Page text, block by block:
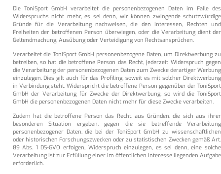
Die ToniSport GmbH verarbeitet die personenbezogenen Daten im Falle des
Widerspruchs nicht mehr, es sei denn, wir können zwingende schutzwürdige
Gründe für die Verarbeitung nachweisen, die den Interessen, Rechten und
Freiheiten der betroffenen Person überwiegen, oder die Verarbeitung dient der
Geltendmachung, Ausübung oder Verteidigung von Rechtsansprüchen.
Verarbeitet die ToniSport GmbH personenbezogene Daten, um Direktwerbung zu
betreiben, so hat die betroffene Person das Recht, jederzeit Widerspruch gegen
die Verarbeitung der personenbezogenen Daten zum Zwecke derartiger Werbung
einzulegen. Dies gilt auch für das Profiling, soweit es mit solcher Direktwerbung
in Verbindung steht. Widerspricht die betroffene Person gegenüber der ToniSport
GmbH der Verarbeitung für Zwecke der Direktwerbung, so wird die ToniSport
GmbH die personenbezogenen Daten nicht mehr für diese Zwecke verarbeiten.
Zudem hat die betroffene Person das Recht, aus Gründen, die sich aus ihrer
besonderen Situation ergeben, gegen die sie betreffende Verarbeitung
personenbezogener Daten, die bei der ToniSport GmbH zu wissenschaftlichen
oder historischen Forschungszwecken oder zu statistischen Zwecken gemäß Art.
89 Abs. 1 DS-GVO erfolgen, Widerspruch einzulegen, es sei denn, eine solche
Verarbeitung ist zur Erfüllung einer im öffentlichen Interesse liegenden Aufgabe
erforderlich.